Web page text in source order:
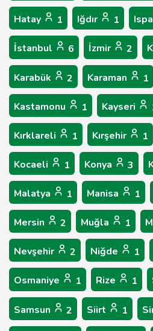
Hatay 1 Iğdır 1
İstanbul 6 İzmir 2
Karabük 2 Karaman 1
Kastamonu 1 Kayseri
Kırklareli 1 Kırşehir 1
Kocaeli 1 Konya 3
Malatya 1 Manisa 1
Mersin 2 Muğla 1
Nevşehir 2 Niğde 1
Osmaniye 1 Rize 1
Samsun 2 Siirt 1